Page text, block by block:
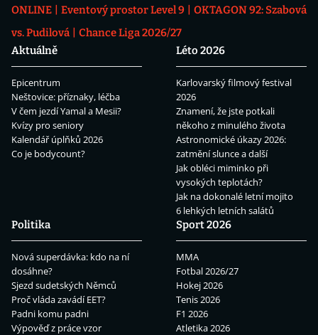
ONLINE
Eventový prostor Level 9
OKTAGON 92: Szabová
vs. Pudilová
Chance Liga 2026/27
Aktuálně
Epicentrum
Neštovice: příznaky, léčba
V čem jezdí Yamal a Mesii?
Kvízy pro seniory
Kalendář úplňků 2026
Co je bodycount?
Léto 2026
Karlovarský filmový festival
2026
Znamení, že jste potkali
někoho z minulého života
Astronomické úkazy 2026:
zatmění slunce a další
Jak obléci miminko při
vysokých teplotách?
Jak na dokonalé letní mojito
6 lehkých letních salátů
Politika
Nová superdávka: kdo na ní
dosáhne?
Sjezd sudetských Němců
Proč vláda zavádí EET?
Padni komu padni
Výpověď z práce vzor
Sport 2026
MMA
Fotbal 2026/27
Hokej 2026
Tenis 2026
F1 2026
Atletika 2026